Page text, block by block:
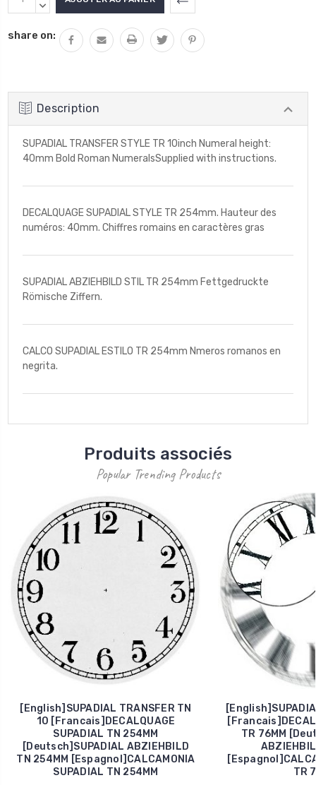
actuelLA
:
DIMINUER
QUANTITÉ
share on:
Description
SUPADIAL TRANSFER STYLE TR 10inch Numeral height:
40mm Bold Roman NumeralsSupplied with instructions.
DECALQUAGE SUPADIAL STYLE TR 254mm. Hauteur des
numéros: 40mm. Chiffres romains en caractères gras
SUPADIAL ABZIEHBILD STIL TR 254mm Fettgedruckte
Römische Ziffern.
CALCO SUPADIAL ESTILO TR 254mm Nmeros romanos en
negrita.
Produits associés
Popular Trending Products
[English]SUPADIAL TRANSFER TN
10 [Francais]DECALQUAGE
SUPADIAL TN 254MM
[Deutsch]SUPADIAL ABZIEHBILD
TN 254MM [Espagnol]CALCAMONIA
SUPADIAL TN 254MM
TR 76MM
TR